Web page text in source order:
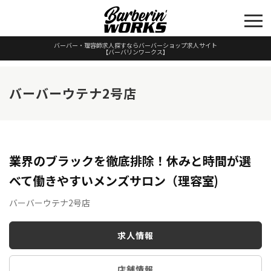
バーバー・理容師求人探すならバーバーショップ求人サイト
【バーバリンワークス】
バーバーウテナ2号店
業界のブラックを徹底排除！休みと時間が選
べて働きやすいメンズサロン（理容室)
バーバーウテナ2号店
求人情報